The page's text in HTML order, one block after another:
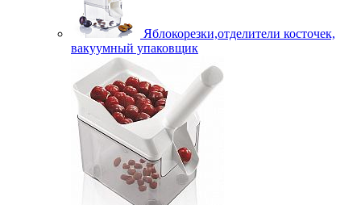
Яблокорезки,отделители косточек,
вакуумный упаковщик